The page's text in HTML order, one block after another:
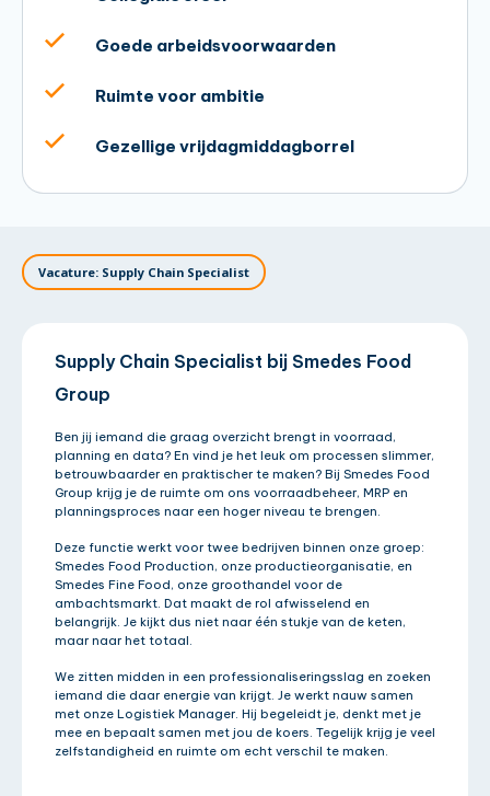
Goede arbeidsvoorwaarden
Ruimte voor ambitie
Gezellige vrijdagmiddagborrel
Vacature: Supply Chain Specialist
Supply Chain Specialist bij Smedes Food
Group
Ben jij iemand die graag overzicht brengt in voorraad,
planning en data? En vind je het leuk om processen slimmer,
betrouwbaarder en praktischer te maken? Bij Smedes Food
Group krijg je de ruimte om ons voorraadbeheer, MRP en
planningsproces naar een hoger niveau te brengen.
Deze functie werkt voor twee bedrijven binnen onze groep:
Smedes Food Production, onze productieorganisatie, en
Smedes Fine Food, onze groothandel voor de
ambachtsmarkt. Dat maakt de rol afwisselend en
belangrijk. Je kijkt dus niet naar één stukje van de keten,
maar naar het totaal.
We zitten midden in een professionaliseringsslag en zoeken
iemand die daar energie van krijgt. Je werkt nauw samen
met onze Logistiek Manager. Hij begeleidt je, denkt met je
mee en bepaalt samen met jou de koers. Tegelijk krijg je veel
zelfstandigheid en ruimte om echt verschil te maken.